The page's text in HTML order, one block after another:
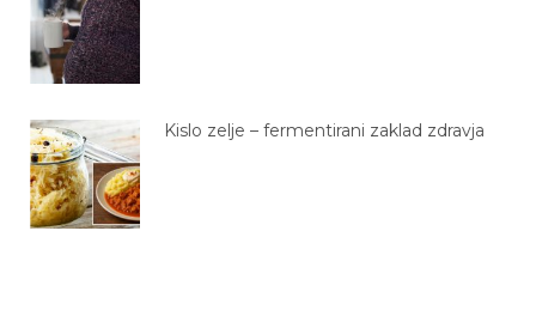
Kislo zelje – fermentirani zaklad zdravja